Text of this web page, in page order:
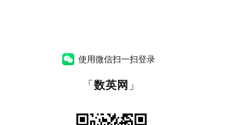
使用微信扫一扫登录
「数英网 」